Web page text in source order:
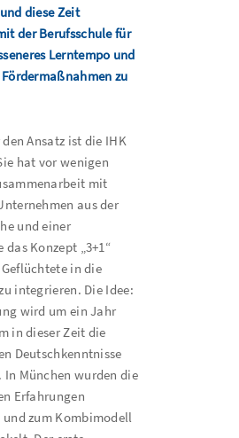
diese Zeit
der Berufsschule für
Lerntempo und
zu
Ansatz ist die IHK
hat vor wenigen
mit
aus der
und einer
das Konzept „3+1“
in die
integrieren. Die Idee:
wird um ein Jahr
in dieser Zeit die
Deutschkenntnisse
In München wurden die
Erfahrungen
zum Kombimodell